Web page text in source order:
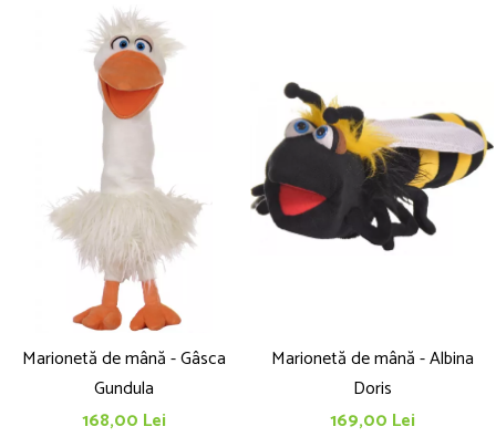
Marionetă de mână - Gâsca
Gundula
168,00 Lei
Marionetă de mână - Albina
Doris
169,00 Lei